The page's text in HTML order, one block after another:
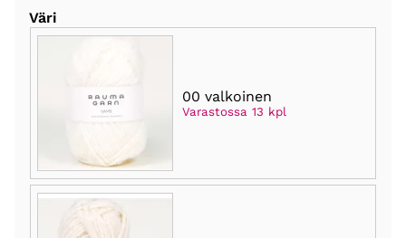
Väri
00 valkoinen
Varastossa 13 kpl